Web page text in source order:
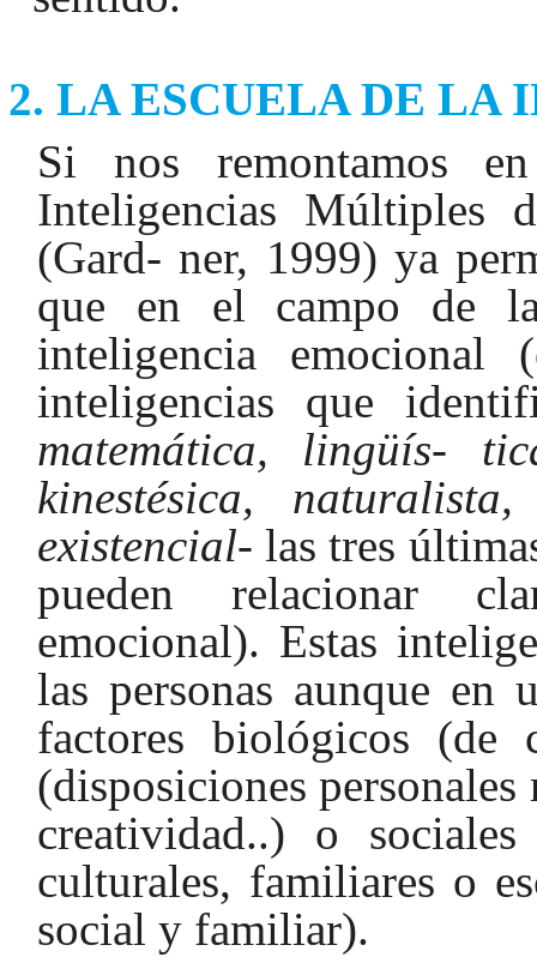
LA ESCUELA DE LA
Si nos remontamos
Inteligencias Múltiples
(Gard- ner, 1999) ya
que en el campo de
inteligencia emocional
inteligencias que
matemática, lingüís-
kinestésica,
existencial- las tres
pueden relacionar
emocional). Estas
las personas aunque
factores biológicos (de
(disposiciones
creatividad..) o
culturales, familiares o
social y familiar).